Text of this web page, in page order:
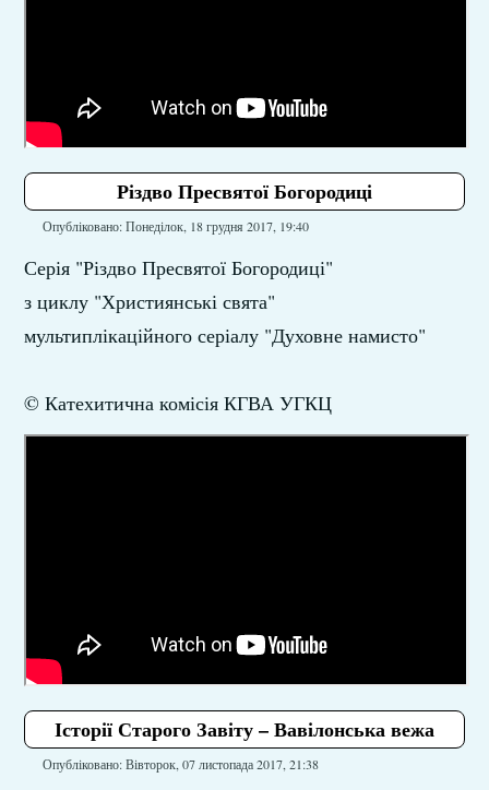
Різдво Пресвятої Богородиці
Опубліковано: Понеділок, 18 грудня 2017, 19:40
Серія "Різдво Пресвятої Богородиці"
з циклу "Християнські свята"
мультиплікаційного серіалу "Духовне намисто"
© Катехитична комісія КГВА УГКЦ
Історії Старого Завіту – Вавілонська вежа
Опубліковано: Вівторок, 07 листопада 2017, 21:38